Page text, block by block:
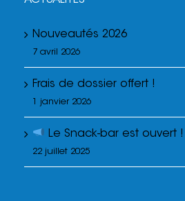
Nouveautés 2026
7 avril 2026
Frais de dossier offert !
1 janvier 2026
Le Snack-bar est ouvert !
22 juillet 2025